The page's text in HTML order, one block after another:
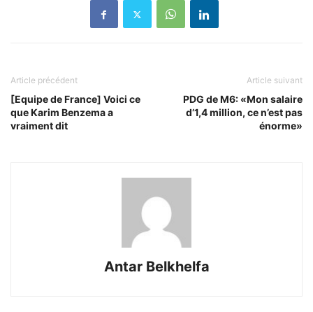
Article précédent
[Equipe de France] Voici ce
que Karim Benzema a
vraiment dit
Article suivant
PDG de M6: «Mon salaire
d’1,4 million, ce n’est pas
énorme»
Antar Belkhelfa